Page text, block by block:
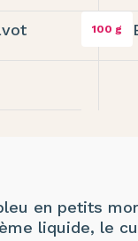
100 g
en petits
liquide, le